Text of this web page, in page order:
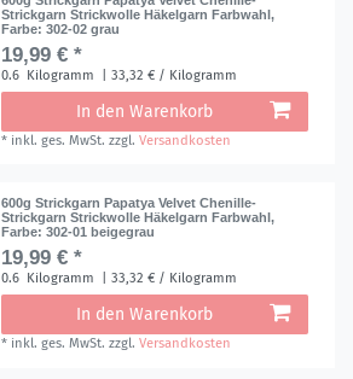
Strickgarn Strickwolle Häkelgarn Farbwahl,
Farbe: 302-02 grau
19,99 € *
0.6 Kilogramm | 33,32 € / Kilogramm
In den Warenkorb
* inkl. ges. MwSt. zzgl.Versandkosten
600g Strickgarn Papatya Velvet Chenille-
Strickgarn Strickwolle Häkelgarn Farbwahl,
Farbe: 302-01 beigegrau
19,99 € *
0.6 Kilogramm | 33,32 € / Kilogramm
In den Warenkorb
* inkl. ges. MwSt. zzgl.Versandkosten